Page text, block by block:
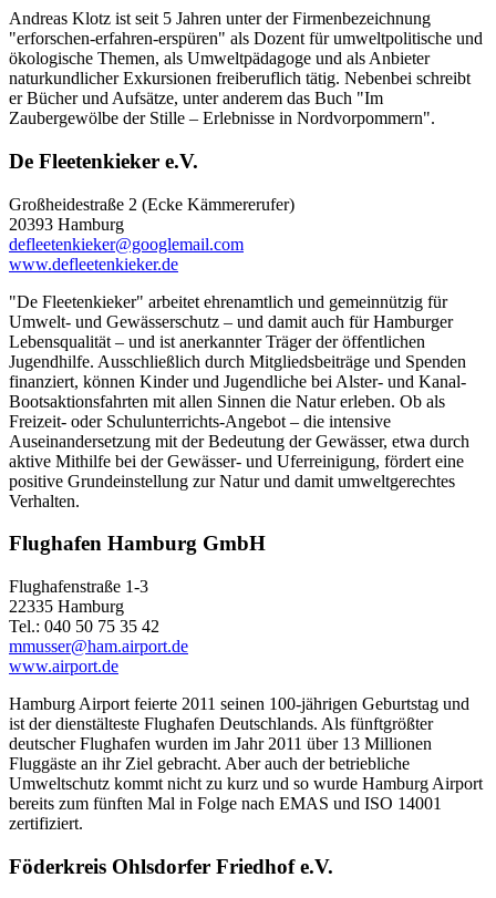
Andreas Klotz ist seit 5 Jahren unter der Firmenbezeichnung
"erforschen-erfahren-erspüren" als Dozent für umweltpolitische und
ökologische Themen, als Umweltpädagoge und als Anbieter
naturkundlicher Exkursionen freiberuflich tätig. Nebenbei schreibt
er Bücher und Aufsätze, unter anderem das Buch "Im
Zaubergewölbe der Stille – Erlebnisse in Nordvorpommern".
De Fleetenkieker e.V.
Großheidestraße 2 (Ecke Kämmererufer)
20393 Hamburg
defleetenkieker@googlemail.com
www.defleetenkieker.de
"De Fleetenkieker" arbeitet ehrenamtlich und gemeinnützig für
Umwelt- und Gewässerschutz – und damit auch für Hamburger
Lebensqualität – und ist anerkannter Träger der öffentlichen
Jugendhilfe. Ausschließlich durch Mitgliedsbeiträge und Spenden
finanziert, können Kinder und Jugendliche bei Alster- und Kanal-
Bootsaktionsfahrten mit allen Sinnen die Natur erleben. Ob als
Freizeit- oder Schulunterrichts-Angebot – die intensive
Auseinandersetzung mit der Bedeutung der Gewässer, etwa durch
aktive Mithilfe bei der Gewässer- und Uferreinigung, fördert eine
positive Grundeinstellung zur Natur und damit umweltgerechtes
Verhalten.
Flughafen Hamburg GmbH
Flughafenstraße 1-3
22335 Hamburg
Tel.: 040 50 75 35 42
mmusser@ham.airport.de
www.airport.de
Hamburg Airport feierte 2011 seinen 100-jährigen Geburtstag und
ist der dienstälteste Flughafen Deutschlands. Als fünftgrößter
deutscher Flughafen wurden im Jahr 2011 über 13 Millionen
Fluggäste an ihr Ziel gebracht. Aber auch der betriebliche
Umweltschutz kommt nicht zu kurz und so wurde Hamburg Airport
bereits zum fünften Mal in Folge nach EMAS und ISO 14001
zertifiziert.
Föderkreis Ohlsdorfer Friedhof e.V.